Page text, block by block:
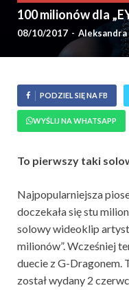
100 milionów dla
08/10/2017 -
PODZIEL SIĘ NA FB
WYŚLIJ NA WHATSAPP
To pierwszy taki
Najpopularniejsza
doczekała się stu
solowy wideoklip
milionów”. Wcześniej
duecie z G-Dragonem.
został wydany 2